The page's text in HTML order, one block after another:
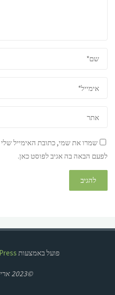
שמרו את שמי, כתובת האימייל
לפעם הבאה בה אגיב לפוסט כאן.
פועל באמצעות
©2023 אריאל מליק